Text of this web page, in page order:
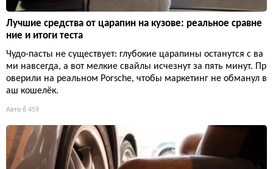
Лучшие средства от царапин на кузове: реальное сравне
ние и итоги теста
Чудо-пасты не существует: глубокие царапины останутся с ва
ми навсегда, а вот мелкие свайлы исчезнут за пять минут. Пр
оверили на реальном Porsche, чтобы маркетинг не обманул в
аш кошелёк.
Авто 6 459